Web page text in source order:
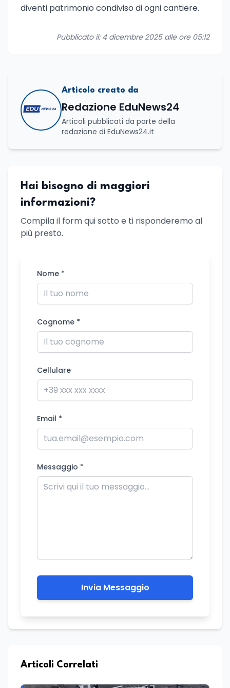
diventi patrimonio condiviso di ogni cantiere.
Pubblicato il: 4 dicembre 2025 alle ore 05:12
Articolo creato da
Redazione EduNews24
Articoli pubblicati da parte della
redazione di EduNews24.it
Hai bisogno di maggiori
informazioni?
Compila il form qui sotto e ti risponderemo al
più presto.
Nome *
Cognome *
Cellulare
Email *
Messaggio *
Invia Messaggio
Articoli Correlati